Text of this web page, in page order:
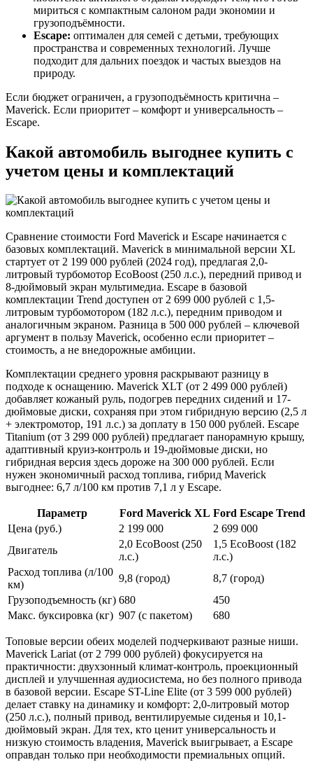
мириться с компактным салоном ради экономии и
грузоподъёмности.
Escape: оптимален для семей с детьми, требующих
пространства и современных технологий. Лучше
подходит для дальних поездок и частых выездов на
природу.
Если бюджет ограничен, а грузоподъёмность критична –
Maverick. Если приоритет – комфорт и универсальность –
Escape.
Какой автомобиль выгоднее купить с
учетом цены и комплектаций
Сравнение стоимости Ford Maverick и Escape начинается с
базовых комплектаций. Maverick в минимальной версии XL
стартует от 2 199 000 рублей (2024 год), предлагая 2,0-
литровый турбомотор EcoBoost (250 л.с.), передний привод и
8-дюймовый экран мультимедиа. Escape в базовой
комплектации Trend доступен от 2 699 000 рублей с 1,5-
литровым турбомотором (182 л.с.), передним приводом и
аналогичным экраном. Разница в 500 000 рублей – ключевой
аргумент в пользу Maverick, особенно если приоритет –
стоимость, а не внедорожные амбиции.
Комплектации среднего уровня раскрывают разницу в
подходе к оснащению. Maverick XLT (от 2 499 000 рублей)
добавляет кожаный руль, подогрев передних сидений и 17-
дюймовые диски, сохраняя при этом гибридную версию (2,5 л
+ электромотор, 191 л.с.) за доплату в 150 000 рублей. Escape
Titanium (от 3 299 000 рублей) предлагает панорамную крышу,
адаптивный круиз-контроль и 19-дюймовые диски, но
гибридная версия здесь дороже на 300 000 рублей. Если
нужен экономичный расход топлива, гибрид Maverick
выгоднее: 6,7 л/100 км против 7,1 л у Escape.
Параметр Ford Maverick XL Ford Escape Trend
Цена (руб.)
2 199 000
2 699 000
Двигатель
2,0 EcoBoost (250
л.с.)
1,5 EcoBoost (182
л.с.)
Расход топлива (л/100
км)
9,8 (город)
8,7 (город)
Грузоподъемность (кг) 680
450
Макс. буксировка (кг) 907 (с пакетом) 680
Топовые версии обеих моделей подчеркивают разные ниши.
Maverick Lariat (от 2 799 000 рублей) фокусируется на
практичности: двухзонный климат-контроль, проекционный
дисплей и улучшенная аудиосистема, но без полного привода
в базовой версии. Escape ST-Line Elite (от 3 599 000 рублей)
делает ставку на динамику и комфорт: 2,0-литровый мотор
(250 л.с.), полный привод, вентилируемые сиденья и 10,1-
дюймовый экран. Для тех, кто ценит универсальность и
низкую стоимость владения, Maverick выигрывает, а Escape
оправдан только при необходимости премиальных опций.